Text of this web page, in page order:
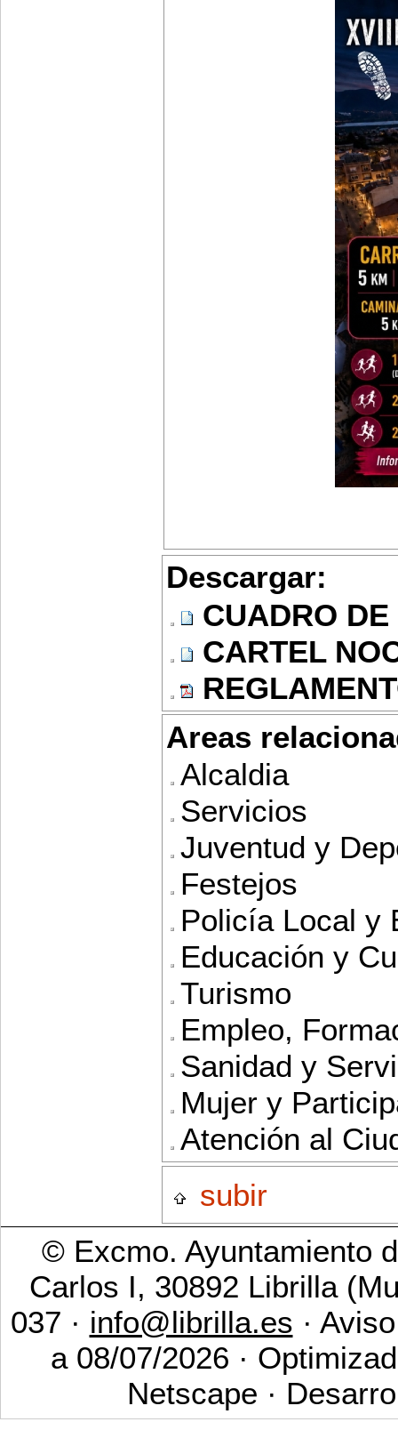
Descargar:
CUADRO
CARTEL
Areas
Alcaldia
Servicios
Juventud y
Festejos
Policía Local y
Educación y
Turismo
Empleo,
Sanidad y
Mujer y
Atención al
subir
© Excmo. Ayuntamiento
Carlos I, 30892 Librilla
037 · info@librilla.es ·
a 08/07/2026 ·
Netscape ·